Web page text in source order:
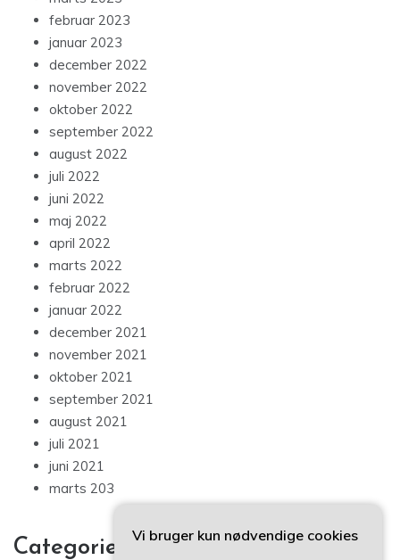
februar 2023
januar 2023
december 2022
november 2022
oktober 2022
september 2022
august 2022
juli 2022
juni 2022
maj 2022
april 2022
marts 2022
februar 2022
januar 2022
december 2021
november 2021
oktober 2021
september 2021
august 2021
juli 2021
juni 2021
marts 203
Categories
Vi bruger kun nødvendige cookies